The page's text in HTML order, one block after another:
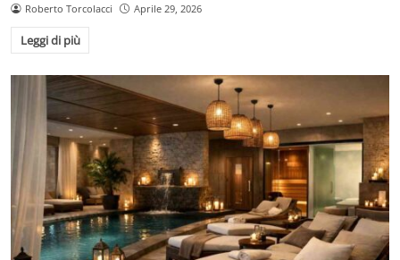
Roberto Torcolacci Aprile 29, 2026
Leggi di più